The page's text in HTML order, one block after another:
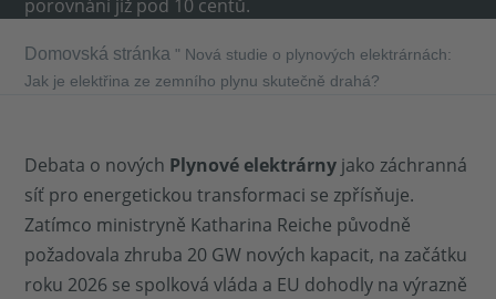
porovnání již pod 10 centů.
Domovská stránka " Nová studie o plynových elektrárnách:
Jak je elektřina ze zemního plynu skutečně drahá?
Debata o nových Plynové elektrárny jako záchranná
síť pro energetickou transformaci se zpřísňuje.
Zatímco ministryně Katharina Reiche původně
požadovala zhruba 20 GW nových kapacit, na začátku
roku 2026 se spolková vláda a EU dohodly na výrazně